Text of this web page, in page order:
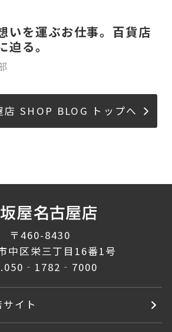
いを運ぶお仕事。百貨店
る。
店 SHOP BLOG トップへ
〒460-8430
中区栄三丁目16番1号
050‐1782‐7000
イト